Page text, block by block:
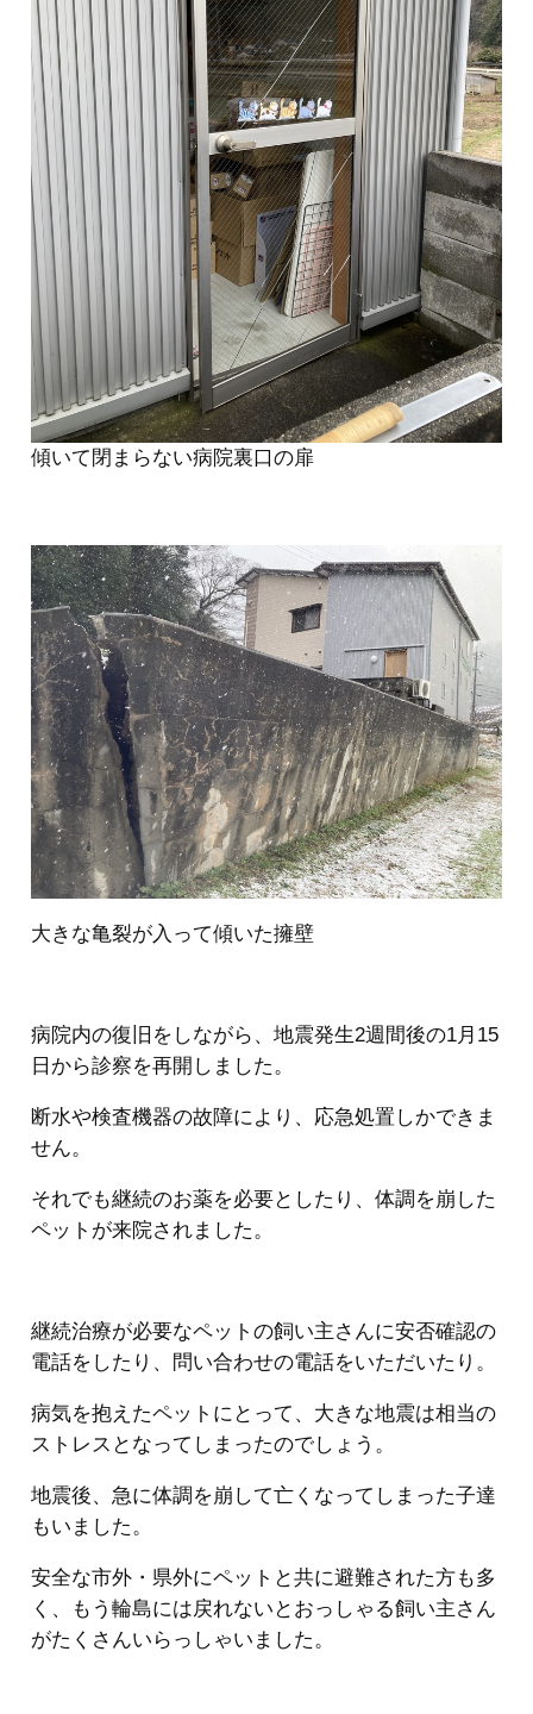
傾いて閉まらない病院裏口の扉
大きな亀裂が入って傾いた擁壁
病院内の復旧をしながら、地震発生2週間後の1月15
日から診察を再開しました。
断水や検査機器の故障により、応急処置しかできま
せん。
それでも継続のお薬を必要としたり、体調を崩した
ペットが来院されました。
継続治療が必要なペットの飼い主さんに安否確認の
電話をしたり、問い合わせの電話をいただいたり。
病気を抱えたペットにとって、大きな地震は相当の
ストレスとなってしまったのでしょう。
地震後、急に体調を崩して亡くなってしまった子達
もいました。
安全な市外・県外にペットと共に避難された方も多
く、もう輪島には戻れないとおっしゃる飼い主さん
がたくさんいらっしゃいました。